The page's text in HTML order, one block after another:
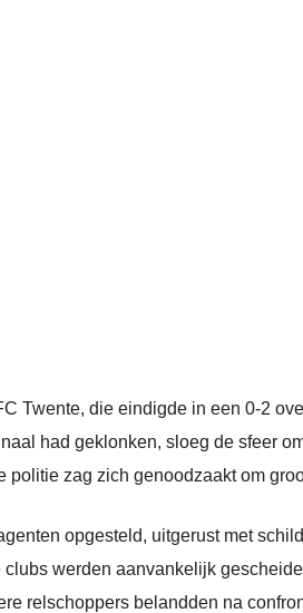
Twente, die eindigde in een 0-2
had geklonken, sloeg de sfeer
politie zag zich genoodzaakt om
opgesteld, uitgerust met
werden aanvankelijk
relschoppers belandden na